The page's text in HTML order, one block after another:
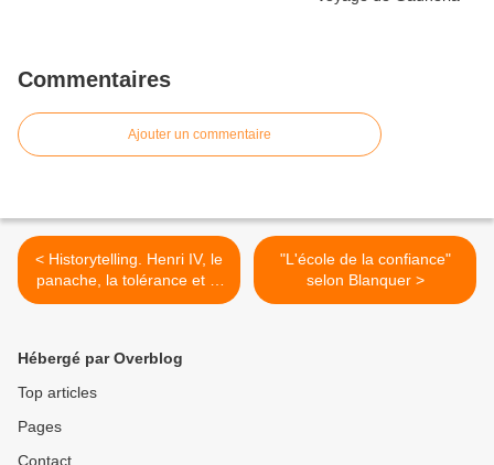
Commentaires
Ajouter un commentaire
< Historytelling. Henri IV, le
panache, la tolérance et la
poule au pot
"L'école de la confiance"
selon Blanquer >
Hébergé par Overblog
Top articles
Pages
Contact